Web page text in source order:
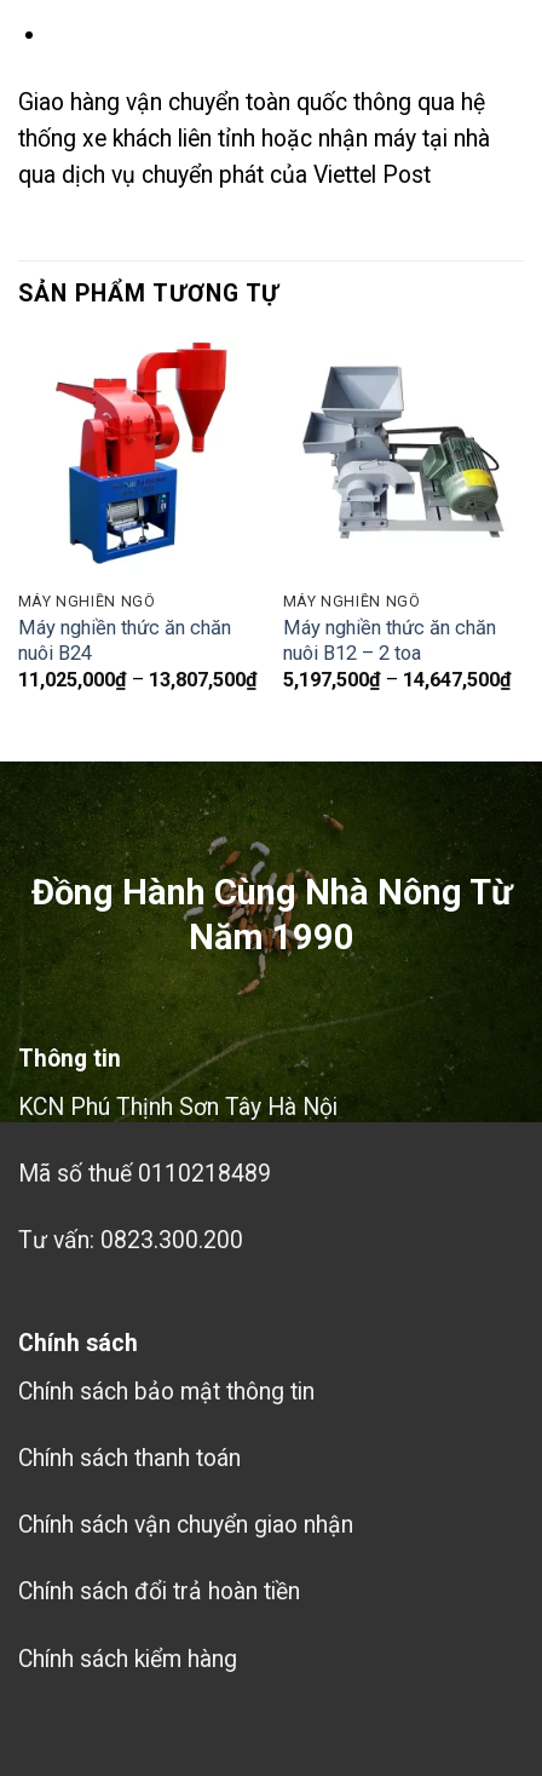
Giao hàng vận chuyển toàn quốc thông qua hệ
thống xe khách liên tỉnh hoặc nhận máy tại nhà
qua dịch vụ chuyển phát của Viettel Post
SẢN PHẨM TƯƠNG TỰ
MÁY NGHIỀN NGÔ
Máy nghiền thức ăn chăn
nuôi B24
11,025,000₫ – 13,807,500₫Khoảng
đến
13,807,500₫
MÁY NGHIỀN NGÔ
Máy nghiền thức ăn chăn
nuôi B12 – 2 toa
5,197,500₫ – 14,647,500₫
đến
Đồng Hành Cùng Nhà Nông Từ
Năm 1990
Thông tin
KCN Phú Thịnh Sơn Tây Hà Nội
Mã số thuế 0110218489
Tư vấn: 0823.300.200
Chính sách
Chính sách bảo mật thông tin
Chính sách thanh toán
Chính sách vận chuyển giao nhận
Chính sách đổi trả hoàn tiền
Chính sách kiểm hàng